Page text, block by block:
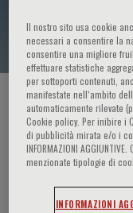
José María
HOME PAGE /
José María
Il nostro sito usa cookie
necessari a consentire la
consentire una migliore
effettuare statistiche
per sottoporti contenuti,
manifestate nell‘ambito
automaticamente rilevate
Cookie policy. Per inibire i
di pubblicità mirata e/o i
INFORMAZIONI
menzionate tipologie di
INFORMAZIONI